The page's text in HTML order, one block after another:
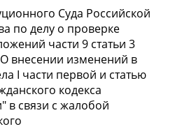
Суда Российской
по делу о проверке
части 9 статьи 3
внесении изменений в
I части первой и статью
кодекса
в связи с жалобой